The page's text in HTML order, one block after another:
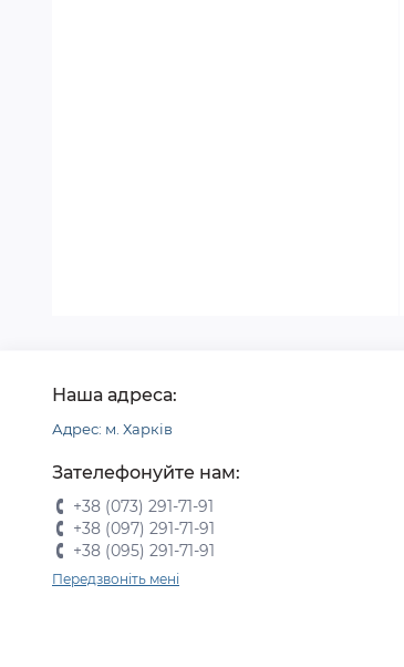
Наша адреса:
Адрес: м. Харків
Зателефонуйте нам:
+38 (073) 291-71-91
+38 (097) 291-71-91
+38 (095) 291-71-91
Передзвоніть мені